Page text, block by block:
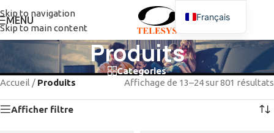
Skip to navigation
Skip to main content
MENU
Produits
Categories
Accueil / Produits Affichage de 13–24 sur 801 résultats
Afficher filtre
Français